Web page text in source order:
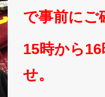
で事前にご
15時から
せ。